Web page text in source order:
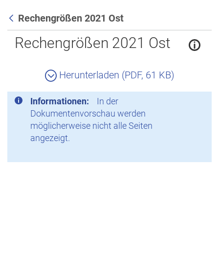
Zurück
Rechengrößen 2021 Ost
Rechengrößen 2021 Ost
Herunterladen (PDF, 61 KB)
Informationen:
In der
Dokumentenvorschau werden
möglicherweise nicht alle Seiten
angezeigt.